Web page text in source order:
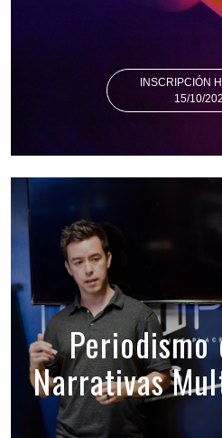
INSCRIPCIÓN
15/10/
Periodismo
Narrativas